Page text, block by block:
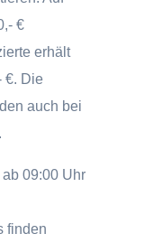
€
erhält
€. Die
auch bei
09:00 Uhr
finden